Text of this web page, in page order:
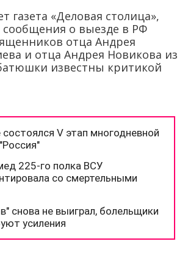
газета «Деловая столица»,
о выезде в РФ
отца Андрея
и отца Андрея Новикова из
известны критикой